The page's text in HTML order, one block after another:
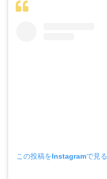
この投稿をInstagramで見る